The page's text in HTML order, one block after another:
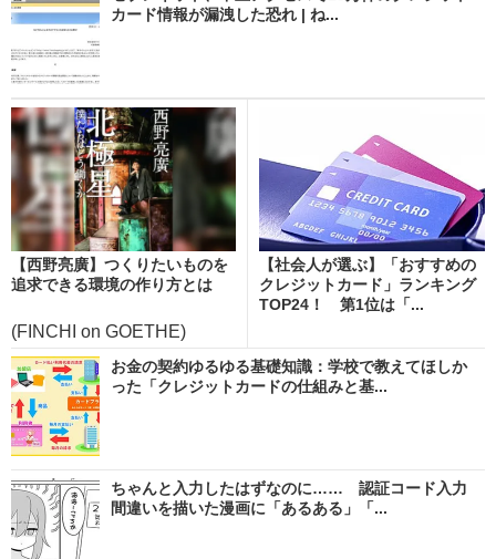
カード情報が漏洩した恐れ | ね...
【西野亮廣】つくりたいものを
追求できる環境の作り方とは
(FINCHI on GOETHE)
【社会人が選ぶ】「おすすめの
クレジットカード」ランキング
TOP24！ 第1位は「...
お金の契約ゆるゆる基礎知識：学校で教えてほしか
った「クレジットカードの仕組みと基...
ちゃんと入力したはずなのに…… 認証コード入力
間違いを描いた漫画に「あるある」「...